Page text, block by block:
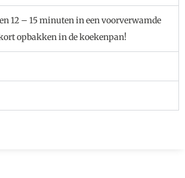
12 – 15 minuten in een voorverwamde
opbakken in de koekenpan!